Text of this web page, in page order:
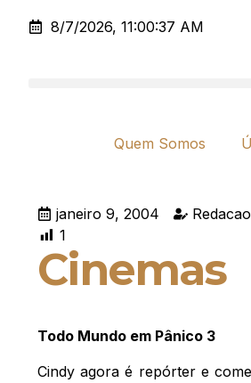
8/7/2026, 11:00:37 AM
Quem Somos
janeiro 9, 2004
1
Cinemas
Todo Mundo em Pânico 3
Cindy agora é repórter e